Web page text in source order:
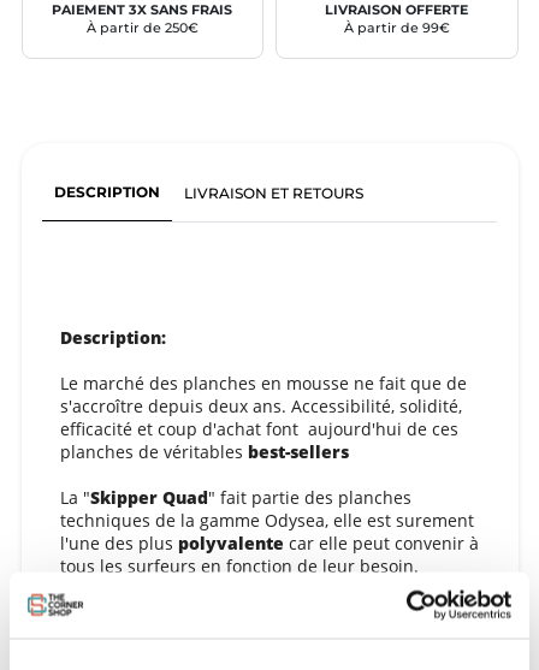
PAIEMENT 3X SANS FRAIS
À partir de 250€
LIVRAISON OFFERTE
À partir de 99€
DESCRIPTION LIVRAISON ET RETOURS
Description:
Le marché des planches en mousse ne fait que de
s'accroître depuis deux ans. Accessibilité, solidité,
efficacité et coup d'achat font aujourd'hui de ces
planches de véritables best-sellers
La "Skipper Quad" fait partie des planches
techniques de la gamme Odysea, elle est surement
l'une des plus polyvalente car elle peut convenir à
tous les surfeurs en fonction de leur besoin.
C'est la planche qu'il vous faut quand les spots
sont full et que le pic est la!!